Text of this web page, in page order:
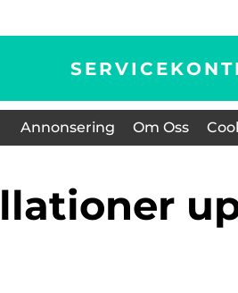
Annonsering Om Oss